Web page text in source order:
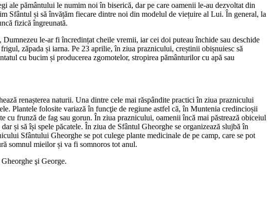
ale pământului le numim noi în biserică, dar pe care oamenii le-au dezvoltat din
Sfântul și să învățăm fiecare dintre noi din modelul de viețuire al Lui. În general, la
fizică îngreunată.
le-ar fi încredințat cheile vremii, iar cei doi puteau închide sau deschide
zăpada și iarna. Pe 23 aprilie, în ziua praznicului, creștinii obișnuiesc să
cu bucim și producerea zgomotelor, stropirea pământurilor cu apă sau
renașterea naturii. Una dintre cele mai răspândite practici în ziua praznicului
Plantele folosite variază în funcţie de regiune astfel că, în Muntenia credincioșii
cu frunză de fag sau gorun. În ziua praznicului, oamenii încă mai păstrează obiceiul
și să își spele păcatele. În ziua de Sfântul Gheorghe se organizează slujbă în
Sfântului Gheorghe se pot culege plante medicinale de pe camp, care se pot
somnul mieilor și va fi somnoros tot anul.
şi George.